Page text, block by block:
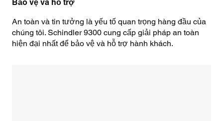
Bảo vệ và hỗ trợ
An toàn và tin tưởng là yếu tố quan trọng hàng đầu của
chúng tôi. Schindler 9300 cung cấp giải pháp an toàn
hiện đại nhất để bảo vệ và hỗ trợ hành khách.